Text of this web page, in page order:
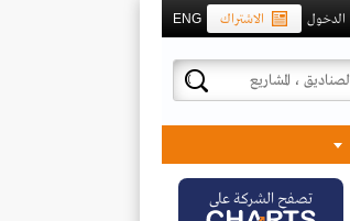
ENG الاشتراك الدخول
تصفح الشركة على